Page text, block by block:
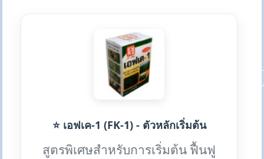
⭐ เอฟเค-1 (FK-1) - ตัวหลักเริ่มต้น
สูตรพิเศษสำหรับการเริ่มต้น ฟื้นฟู